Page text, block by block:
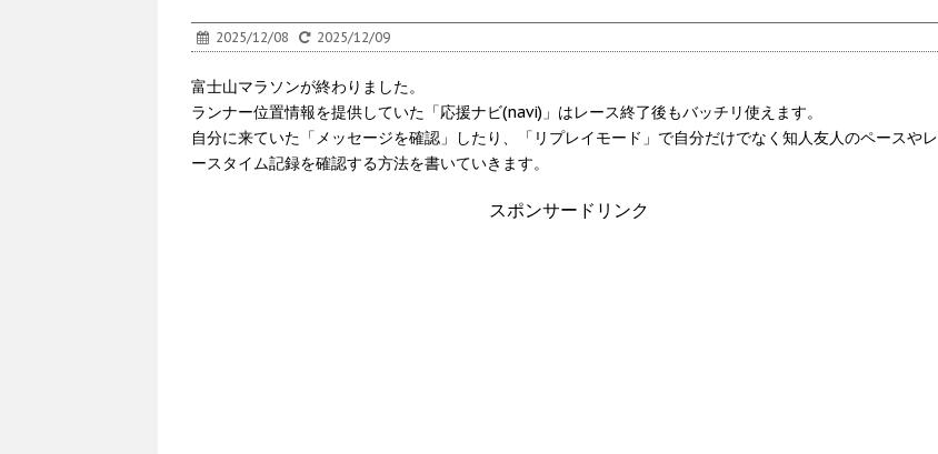
2025/12/08 2025/12/09
富士山マラソンが終わりました。
ランナー位置情報を提供していた「応援ナビ(navi)」はレース終了後もバッチリ使えます。
自分に来ていた「メッセージを確認」したり、「リプレイモード」で自分だけでなく知人友人のペースやレ
ースタイム記録を確認する方法を書いていきます。
スポンサードリンク